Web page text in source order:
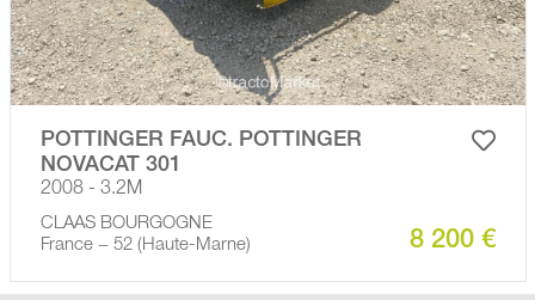
POTTINGER FAUC. POTTINGER
NOVACAT 301
2008 - 3.2M
CLAAS BOURGOGNE
France − 52 (Haute-Marne)
8 200 €